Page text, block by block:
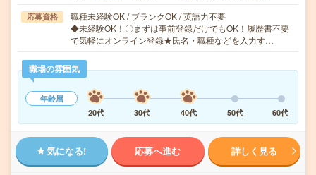
応募資格
職種未経験OK / ブランクOK / 英語力不要
◆未経験OK！〇まずは事前登録だけでもOK！履歴書不要
で気軽にオンライン登録★氏名・職種などを入力す…
職場の雰囲気
年齢層
20代
30代 40代 50代 60代
気になる! 応募へ進む 詳しく見る